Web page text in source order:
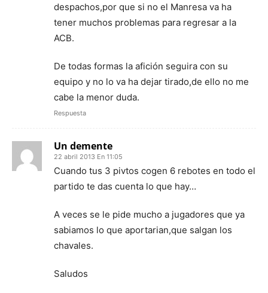
despachos,por que si no el Manresa va ha
tener muchos problemas para regresar a la
ACB.
De todas formas la afición seguira con su
equipo y no lo va ha dejar tirado,de ello no me
cabe la menor duda.
Respuesta
Un demente
22 abril 2013 En 11:05
Cuando tus 3 pivtos cogen 6 rebotes en todo el
partido te das cuenta lo que hay…
A veces se le pide mucho a jugadores que ya
sabiamos lo que aportarian,que salgan los
chavales.
Saludos